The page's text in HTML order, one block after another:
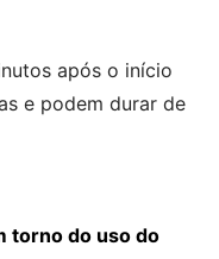
após o início
e podem durar de
torno do uso do